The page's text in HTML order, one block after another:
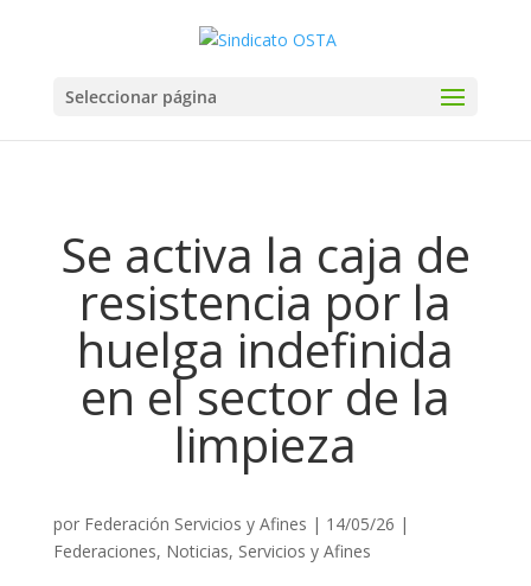
Seleccionar página
Se activa la caja de
resistencia por la
huelga indefinida
en el sector de la
limpieza
por Federación Servicios y Afines | 14/05/26 |
Federaciones, Noticias, Servicios y Afines